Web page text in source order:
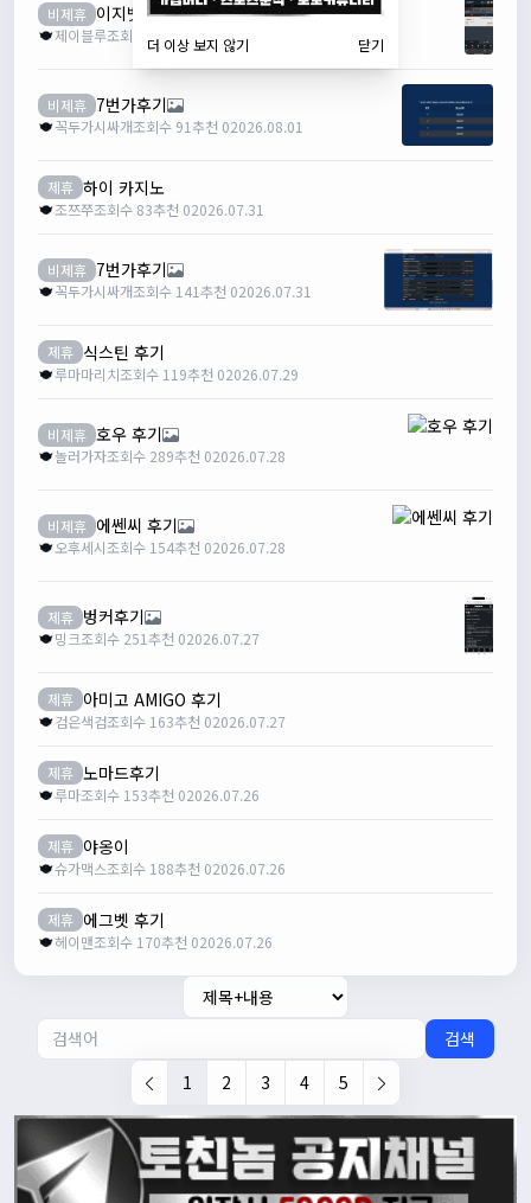
비제휴 이지벳 후기
제이블루조회수 65 추천 0 2026.08.01
비제휴 7번가후기
꼭두가시싸개조회수 91추천 02026.08.01
제휴 하이 카지노
조쯔쭈조회수 83추천 02026.07.31
비제휴 7번가후기
꼭두가시싸개조회수 141추천 02026.07.31
제휴 식스틴 후기
루마마리치조회수 119추천 02026.07.29
비제휴 호우 후기
놀러가자조회수 289추천 02026.07.28
비제휴 에쎈씨 후기
오후세시조회수 154추천 02026.07.28
제휴 벙커후기
밍크조회수 251추천 02026.07.27
제휴 아미고 AMIGO 후기
검은색검조회수 163추천 02026.07.27
제휴 노마드후기
루마조회수 153추천 02026.07.26
제휴 야옹이
슈가맥스조회수 188추천 02026.07.26
제휴 에그벳 후기
헤이맨조회수 170추천 02026.07.26
검색
1
2 3 4 5
더 이상 보지 않기 닫기